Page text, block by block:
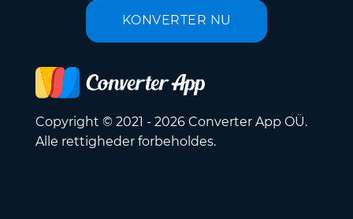
KONVERTER NU
Copyright © 2021 - 2026 Converter App OÜ.
Alle rettigheder forbeholdes.